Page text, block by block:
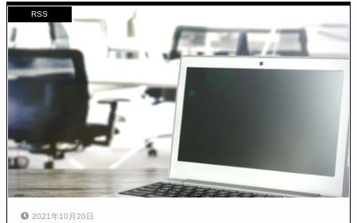
RSS
2021年10月20日